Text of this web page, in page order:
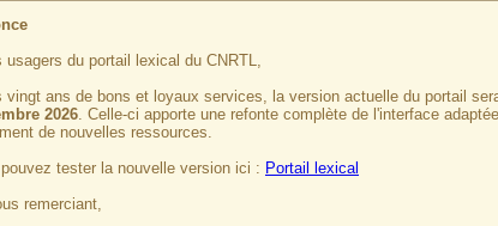
usagers du portail lexical du CNRTL,
vingt ans de bons et loyaux services, la version actuelle du portail
2026. Celle-ci apporte une refonte complète de l'interface
de nouvelles ressources.
tester la nouvelle version ici : Portail lexical
remerciant,